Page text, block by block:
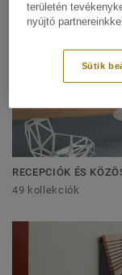
RECEPCIÓK ÉS
49 kollekciók
területén
nyújtó
Sütik